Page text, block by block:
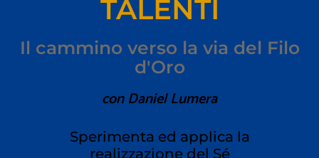
TALENTI
Il cammino verso la via del Filo
d'Oro
con Daniel Lumera
Sperimenta ed applica la
realizzazione del Sé